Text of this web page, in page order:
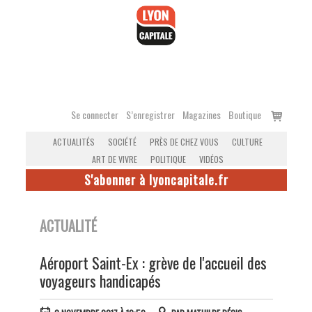
Se connecter S’enregistrer Magazines Boutique
Voir
ACTUALITÉS SOCIÉTÉ PRÈS DE CHEZ VOUS
CULTURE
ART DE VIVRE
POLITIQUE VIDÉOS
S'abonner à lyoncapitale.fr
ACTUALITÉ
Aéroport Saint-Ex : grève de l'accueil des
voyageurs handicapés